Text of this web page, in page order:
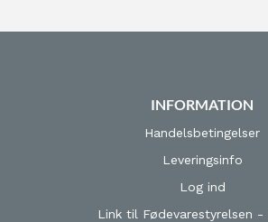
INFORMATION
Handelsbetingelser
Leveringsinfo
Log ind
Link til Fødevarestyrelsen -